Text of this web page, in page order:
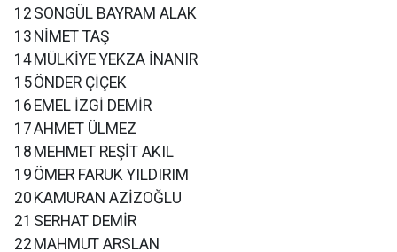
12 SONGÜL BAYRAM ALAK
13 NİMET TAŞ
14 MÜLKİYE YEKZA İNANIR
15ÖNDER ÇİÇEK
16 EMEL İZGİ DEMİR
17AHMET ÜLMEZ
18 MEHMET REŞİT AKIL
19 ÖMER FARUK YILDIRIM
20 KAMURAN AZİZOĞLU
21 SERHAT DEMİR
22 MAHMUT ARSLAN